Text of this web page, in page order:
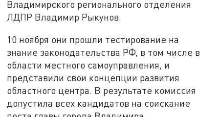
Владимирского регионального отделения
ЛДПР Владимир Рыкунов.
10 ноября они прошли тестирование на
знание законодательства РФ, в том числе в
области местного самоуправления, и
представили свои концепции развития
областного центра. В результате комиссия
допустила всех кандидатов на соискание